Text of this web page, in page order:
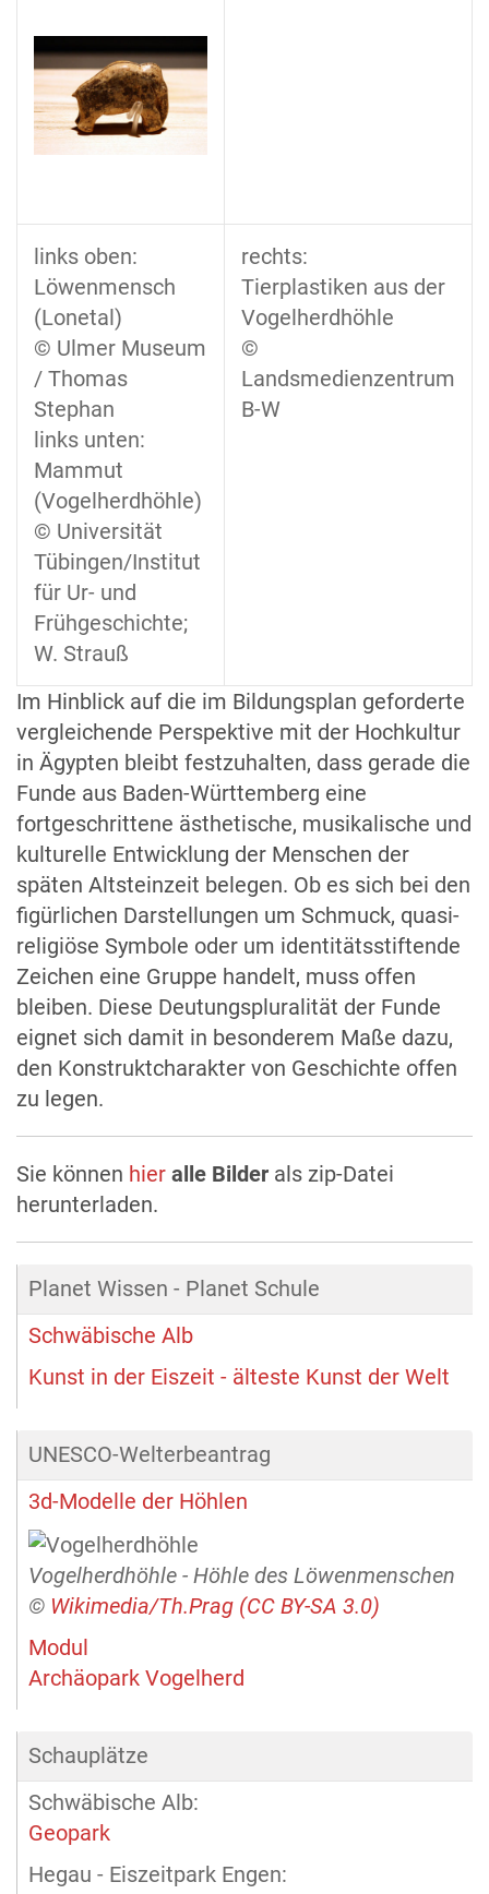
links oben:
Löwenmensch
(Lonetal)
© Ulmer Museum
/ Thomas
Stephan
links unten:
Mammut
(Vogelherdhöhle)
© Universität
Tübingen/Institut
für Ur- und
Frühgeschichte;
W. Strauß
rechts:
Tierplastiken aus der
Vogelherdhöhle
©
Landsmedienzentrum
B-W
Im Hinblick auf die im Bildungsplan geforderte
vergleichende Perspektive mit der Hochkultur
in Ägypten bleibt festzuhalten, dass gerade die
Funde aus Baden-Württemberg eine
fortgeschrittene ästhetische, musikalische und
kulturelle Entwicklung der Menschen der
späten Altsteinzeit belegen. Ob es sich bei den
figürlichen Darstellungen um Schmuck, quasi-
religiöse Symbole oder um identitätsstiftende
Zeichen eine Gruppe handelt, muss offen
bleiben. Diese Deutungspluralität der Funde
eignet sich damit in besonderem Maße dazu,
den Konstruktcharakter von Geschichte offen
zu legen.
Sie können hier alle Bilder als zip-Datei
herunterladen.
Planet Wissen - Planet Schule
Schwäbische Alb
Kunst in der Eiszeit - älteste Kunst der Welt
UNESCO-Welterbeantrag
3d-Modelle der Höhlen
Vogelherdhöhle - Höhle des Löwenmenschen
© Wikimedia/Th.Prag (CC BY-SA 3.0)
Modul
Archäopark Vogelherd
Schauplätze
Schwäbische Alb:
Geopark
Hegau - Eiszeitpark Engen: